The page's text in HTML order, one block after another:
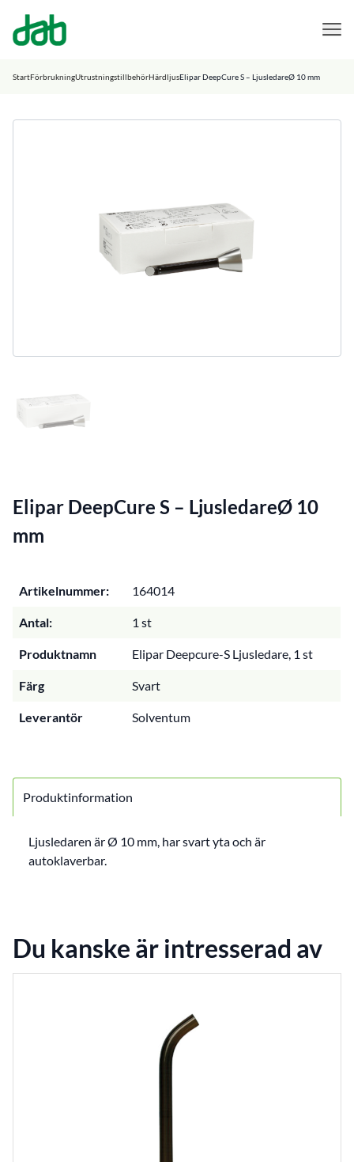
DAB Dental
StartFörbrukningUtrustningstillbehörHärdljusElipar DeepCure S – LjusledareØ 10 mm
Elipar DeepCure S – LjusledareØ 10
mm
Artikelnummer: 164014
Antal: 1 st
Produktnamn Elipar Deepcure-S Ljusledare, 1 st
Färg Svart
Leverantör Solventum
Produktinformation
Ljusledaren är Ø 10 mm, har svart yta och är
autoklaverbar.
Du kanske är intresserad av